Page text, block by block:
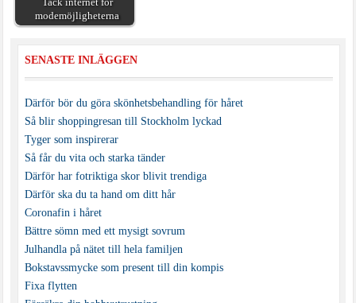
modemöjligheterna
SENASTE INLÄGGEN
Därför bör du göra skönhetsbehandling för håret
Så blir shoppingresan till Stockholm lyckad
Tyger som inspirerar
Så får du vita och starka tänder
Därför har fotriktiga skor blivit trendiga
Därför ska du ta hand om ditt hår
Coronafin i håret
Bättre sömn med ett mysigt sovrum
Julhandla på nätet till hela familjen
Bokstavssmycke som present till din kompis
Fixa flytten